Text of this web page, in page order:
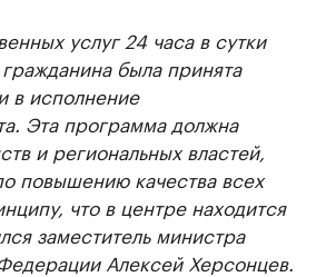
услуг 24 часа в сутки
была принята
в исполнение
Эта программа должна
и региональных властей,
повышению качества всех
что в центре находится
заместитель министра
Алексей Херсонцев.